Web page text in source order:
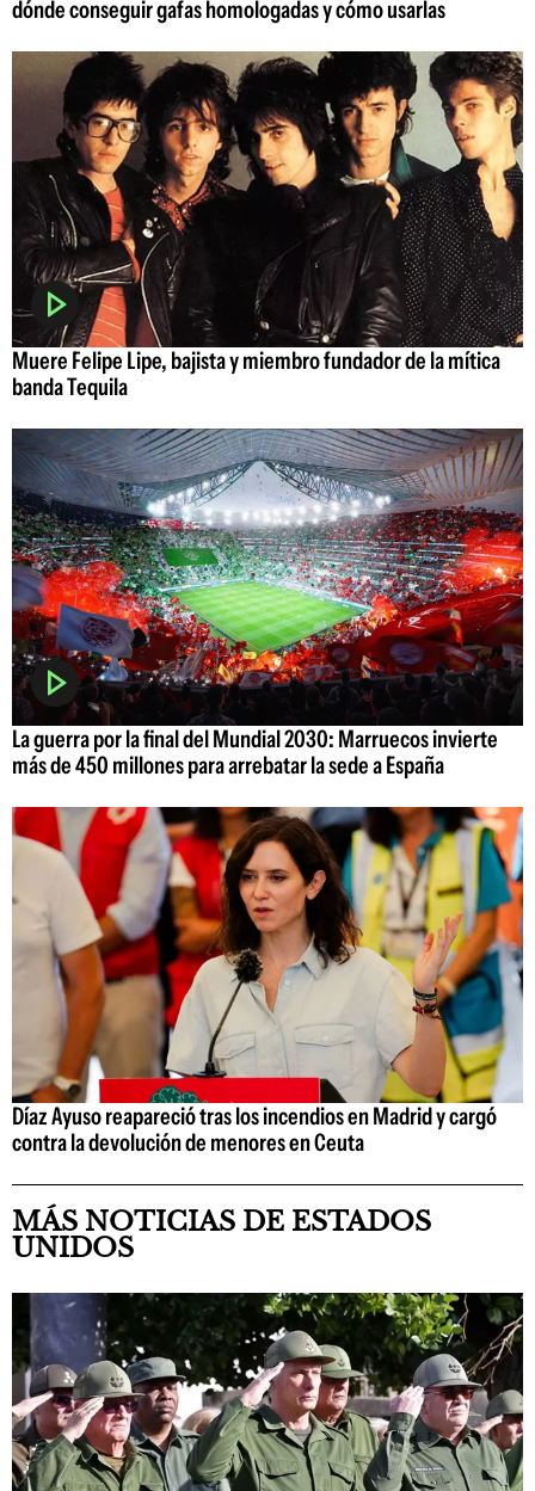
dónde conseguir gafas homologadas y cómo usarlas
Muere Felipe Lipe, bajista y miembro fundador de la mítica
banda Tequila
La guerra por la final del Mundial 2030: Marruecos invierte
más de 450 millones para arrebatar la sede a España
Díaz Ayuso reapareció tras los incendios en Madrid y cargó
contra la devolución de menores en Ceuta
MÁS NOTICIAS DE ESTADOS
UNIDOS